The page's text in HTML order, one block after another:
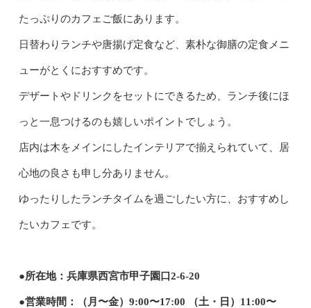
たっぷりのカフェご飯にあります。
日替わりランチや唐揚げ定食など、素朴な御膳の定食メニ
ューがとくにおすすめです。
デザートやドリンクをセットにできるため、ランチ後にほ
っと一息つけるのも嬉しいポイントでしょう。
店内は木をメインにしたインテリアで揃えられていて、居
心地の良さも申し分ありません。
ゆったりしたランチタイムを過ごしたい方に、おすすめし
たいカフェです。
●所在地：兵庫県西宮市甲子園口2-6-20
●営業時間：（月〜金）9:00〜17:00 （土・日）11:00〜